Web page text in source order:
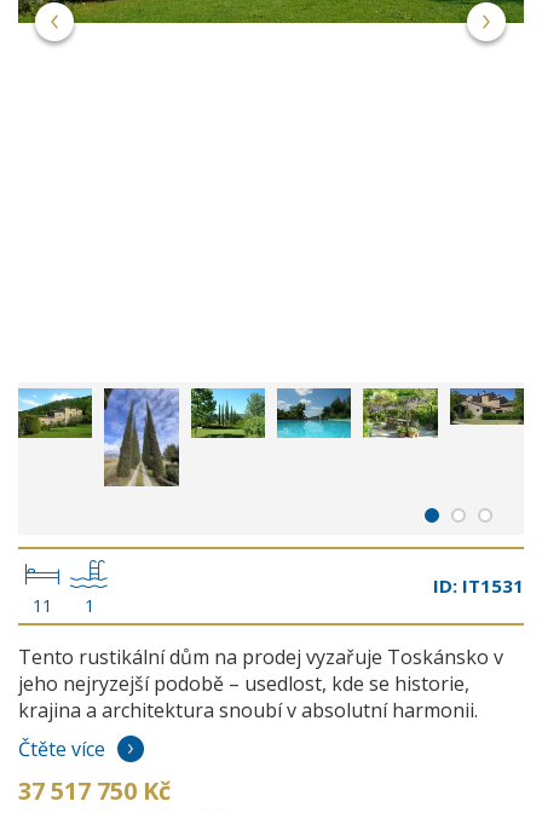
11 1
ID: IT1531
Tento rustikální dům na prodej vyzařuje Toskánsko v
jeho nejryzejší podobě – usedlost, kde se historie,
krajina a architektura snoubí v absolutní harmonii.
Čtěte více
37 517 750 Kč